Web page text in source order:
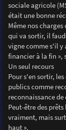
sociale agricole
était une bonne
Même nos
qui va sortir, il
vigne comme s'il y
financier à la fin »,
Un seul recours
Pour s'en sortir,
publics comme
reconnaissance
Peut-être des
vraiment, mais
haut ».